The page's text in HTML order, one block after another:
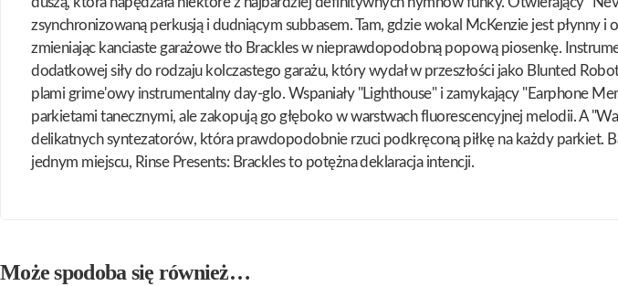
zsynchronizowaną perkusją i dudniącym subbasem. Tam, gdzie wokal McKenzie jest
zmieniając kanciaste garażowe tło Brackles w nieprawdopodobną popową piosenkę.
dodatkowej siły do rodzaju kolczastego garażu, który wydał w przeszłości jako Blunted
plami grime'owy instrumentalny day-glo. Wspaniały "Lighthouse" i zamykający "Earphone
parkietami tanecznymi, ale zakopują go głęboko w warstwach fluorescencyjnej melodii. A
delikatnych syntezatorów, która prawdopodobnie rzuci podkręconą piłkę na każdy
jednym miejscu, Rinse Presents: Brackles to potężna deklaracja intencji.
Może spodoba się również…